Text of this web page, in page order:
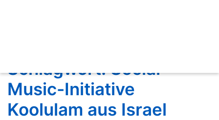
Schlagwort:Social-
Music-Initiative
Koolulam aus Israel